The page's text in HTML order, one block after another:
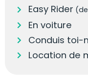
Easy Rider
En voiture
Conduis toi-
Location de